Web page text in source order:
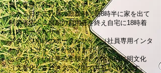
直行直帰に対応しています。
※ある日の正社員の勤務例：朝8時半に家を出て
利用者宅へ→最期の利用者を終え自宅に18時着
社内ポータルサイト
スタッフ向けのポータルサイト（社員専用インタ
ーネットサイト）があります。
このサイトに仕事の手順などが体系的に明文化
（文章化）されスタッフ間で共有しています。